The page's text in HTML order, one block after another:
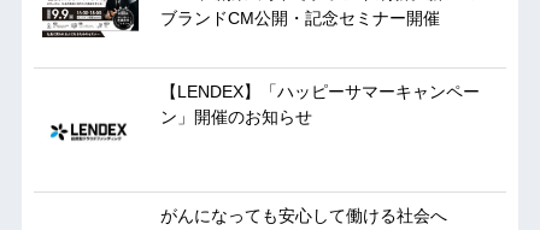
ブランドCM公開・記念セミナー開催
【LENDEX】「ハッピーサマーキャンペー
ン」開催のお知らせ
がんになっても安心して働ける社会へ